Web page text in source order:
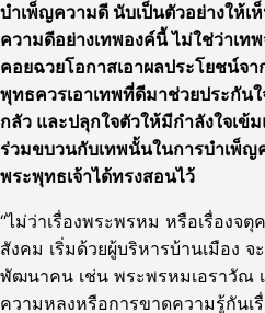
บำเพ็ญความดี นับเป็นตัวอย่างให้
ความดีอย่างเทพองค์นี้ ไม่ใช่ว่าเ
คอยฉวยโอกาสเอาผลประโยชน์จ
พุทธควรเอาเทพที่ดีมาช่วยประกัน
กลัว และปลุกใจตัวให้มีกำลังใจเข้
ร่วมขบวนกับเทพนั้นในการบำเพ็
พระพุทธเจ้าได้ทรงสอนไว้
“ไม่ว่าเรื่องพระพรหม หรือเรื่องจ
สังคม เริ่มด้วยผู้บริหารบ้านเมือง จ
พัฒนาคน เช่น พระพรหมเอราวัณ
ความหลงหรือการขาดความรู้กันเ